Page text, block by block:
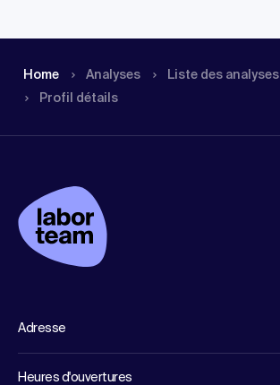
Home Analyses
Liste des analyses
Profil détails
Adresse
Heures d'ouvertures